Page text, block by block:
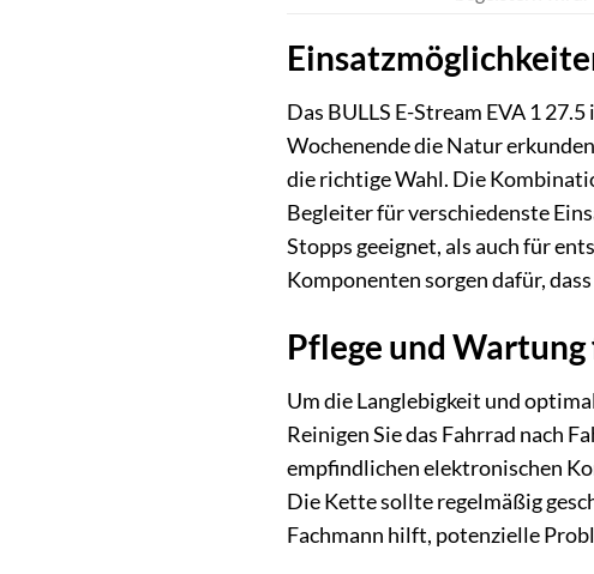
Das BULLS E-Stream EVA 1
Wochenende die Natur
die richtige Wahl. Die
Begleiter für verschiedenste
Stopps geeignet, als auch für
Komponenten sorgen dafür,
Pflege und
Um die Langlebigkeit und
Reinigen Sie das Fahrrad nach
empfindlichen elektronischen
Die Kette sollte regelmäßig
Fachmann hilft, potenzielle